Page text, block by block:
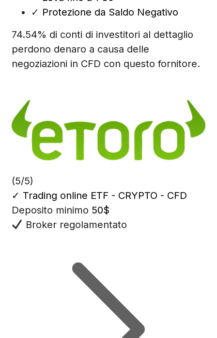
✓ Protezione da Saldo Negativo
74.54% di conti di investitori al dettaglio
perdono denaro a causa delle
negoziazioni in CFD con questo fornitore.
(5/5)
✓ Trading online ETF - CRYPTO - CFD
Deposito minimo 50$
Broker regolamentato